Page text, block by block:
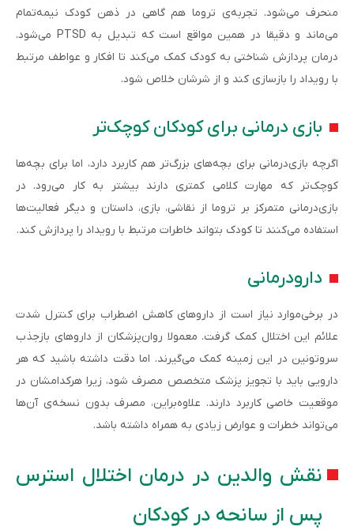
منحرف می‌شود. تجربه‌ی تروما هم گاهی در ذهن کودک نیمه‌تمام
می‌ماند و دقیقا در همین مواقع است که تبدیل به PTSD می‌شود.
درمان پردازش شناختی به کودک کمک می‌کند تا افکار و عواطف مرتبط
با رویداد را بازسازی کند و از شرشان خلاص شود.
بازی درمانی برای کودکان کوچک‌تر
اگرچه بازی‌درمانی برای بچه‌های بزرگ‌تر هم کاربرد دارد، اما برای بچه‌ها
کوچک‌تر که مهارت کلامی کمتری دارند بیشتر به کار می‌رود. در
بازی‌درمانی متمرکز بر تروما از نقاشی، بازی، داستان و دیگر فعالیت‌ها
استفاده می‌کنند تا کودک بتواند خاطرات مرتبط با رویداد را پردازش کند.
دارودرمانی
در برخی‌موارد نیاز است از داروهای کاهش اضطراب برای کنترل شدت
علائم این اختلال کمک گرفت. معمولا روان‌پزشکان از داروهای بازجذب
سروتونین در این زمینه کمک می‌گیرند. اما دقت داشته باشید که هر
دارویی باید با تجویز پزشک متخصص مصرف شود، زیرا هرکدامشان در
موقعیت خاصی کاربرد دارند. علاوه‌براین، مصرف بدون نسخه‌ی آن‌ها
می‌تواند خطرات و عوارض زیادی به همراه داشته باشد.
نقش والدین در درمان اختلال استرس
پس از سانحه در کودکان